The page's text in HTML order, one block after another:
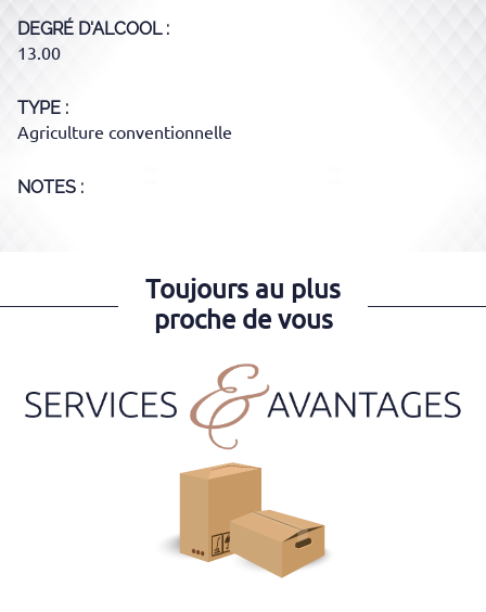
DEGRÉ D'ALCOOL
13.00
TYPE
Agriculture conventionnelle
NOTES :
Toujours au plus
proche de vous